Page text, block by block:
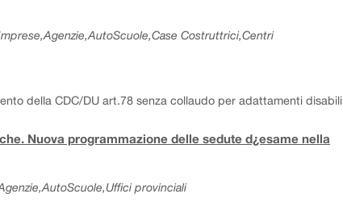
Costruttrici,Centri
della CDC/DU art.78 senza collaudo per adattamenti disabili
Nuova programmazione delle sedute d¿esame nella
provinciali